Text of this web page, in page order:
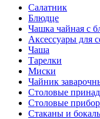
Салатник
Блюдце
Чашка чайная с
Аксессуары для
Чаша
Тарелки
Миски
Чайник
Столовые
Столовые
Стаканы и